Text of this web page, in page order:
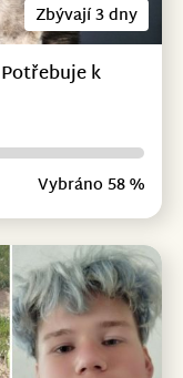
Zbývají 3 dny
k
Vybráno 58 %